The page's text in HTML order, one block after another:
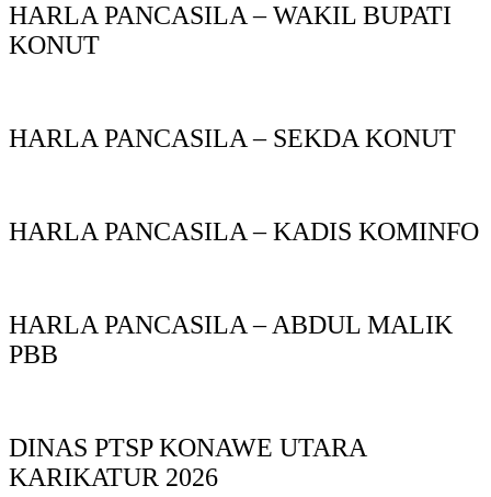
HARLA PANCASILA – WAKIL BUPATI
KONUT
HARLA PANCASILA – SEKDA KONUT
HARLA PANCASILA – KADIS KOMINFO
HARLA PANCASILA – ABDUL MALIK
PBB
DINAS PTSP KONAWE UTARA
KARIKATUR 2026